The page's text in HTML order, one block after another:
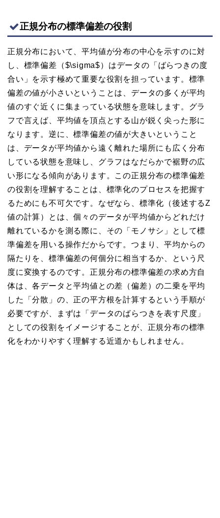
正規分布の標準偏差の役割
正規分布において、平均値が分布の中心を示すのに対
し、標準偏差（$\sigma$）はデータの「ばらつきの度
合い」を示す極めて重要な役割を担っています。標準
偏差の値が小さいということは、データの多くが平均
値のすぐ近くに集まっている状態を意味します。グラ
フで言えば、平均値を頂点とする山が鋭く尖った形に
なります。逆に、標準偏差の値が大きいということ
は、データが平均値から遠く離れた場所にも広く分布
している状態を意味し、グラフはなだらかで裾野の広
い形になる傾向があります。この正規分布の標準偏差
の役割を理解することは、標準化のプロセスを把握す
るためにも不可欠です。なぜなら、標準化（後述するZ
値の計算）とは、個々のデータが平均値からどれだけ
離れているかを測る際に、その「モノサシ」として標
準偏差を用いる操作だからです。つまり、平均からの
隔たりを、標準偏差の何個分に相当するか、という尺
度に変換するのです。正規分布の標準偏差の求め方自
体は、各データと平均値との差（偏差）の二乗を平均
した「分散」の、正の平方根を計算するという手順が
必要ですが、まずは「データのばらつきを表す尺度」
としての役割をイメージすることが、正規分布の標準
化をわかりやすく理解する近道かもしれません。